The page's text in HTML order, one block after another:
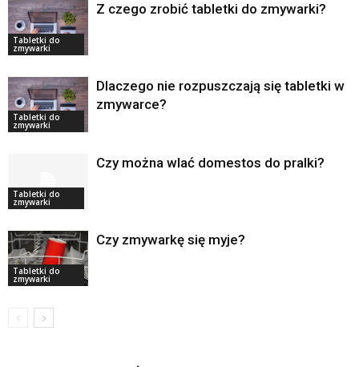
Tabletki do
zmywarki
Z czego zrobić tabletki do zmywarki?
Tabletki do
zmywarki
Dlaczego nie rozpuszczają się tabletki w
zmywarce?
Tabletki do
zmywarki
Czy można wlać domestos do pralki?
Tabletki do
zmywarki
Czy zmywarkę się myje?